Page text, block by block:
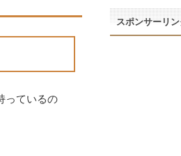
っているの
スポンサーリ